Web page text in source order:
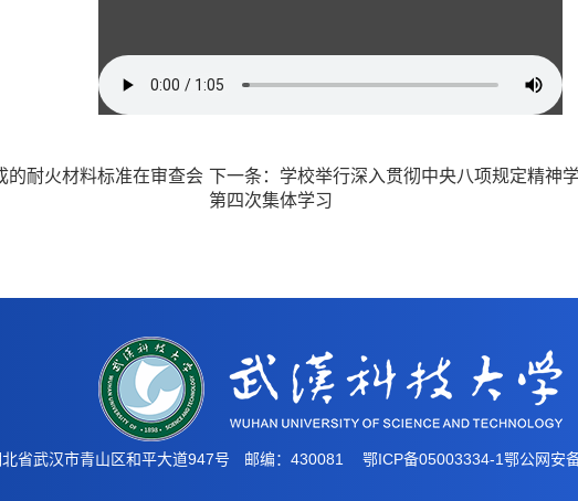
的耐火材料标准在审查会 下一条： 学校举行深入贯彻中央八项规定精神
第四次集体学习
省武汉市青山区和平大道947号 邮编：430081 鄂ICP备05003334-1鄂公网安